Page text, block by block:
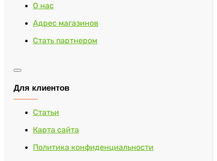
О нас
Адрес магазинов
Стать партнером
Для клиентов
Статьи
Карта сайта
Политика конфиденциальности